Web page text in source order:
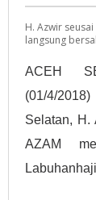
H. Azwir
langsung
ACEH
(01/4/
Selatan, H.
AZAM